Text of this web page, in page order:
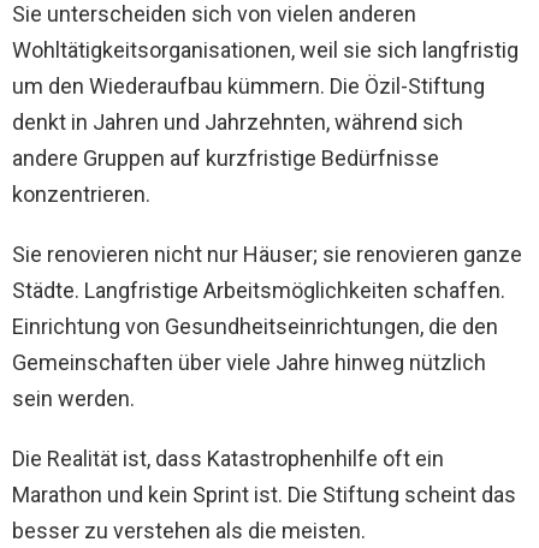
Sie unterscheiden sich von vielen anderen
Wohltätigkeitsorganisationen, weil sie sich langfristig
um den Wiederaufbau kümmern. Die Özil-Stiftung
denkt in Jahren und Jahrzehnten, während sich
andere Gruppen auf kurzfristige Bedürfnisse
konzentrieren.
Sie renovieren nicht nur Häuser; sie renovieren ganze
Städte. Langfristige Arbeitsmöglichkeiten schaffen.
Einrichtung von Gesundheitseinrichtungen, die den
Gemeinschaften über viele Jahre hinweg nützlich
sein werden.
Die Realität ist, dass Katastrophenhilfe oft ein
Marathon und kein Sprint ist. Die Stiftung scheint das
besser zu verstehen als die meisten.